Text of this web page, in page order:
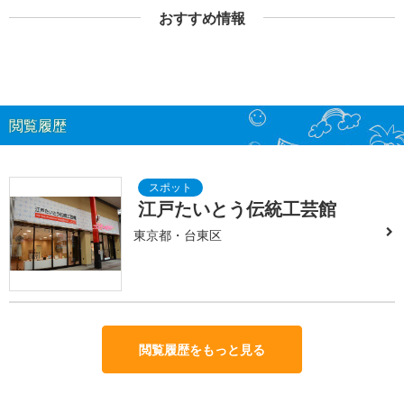
おすすめ情報
閲覧履歴
江戸たいとう伝統工芸館
東京都・台東区
閲覧履歴をもっと見る